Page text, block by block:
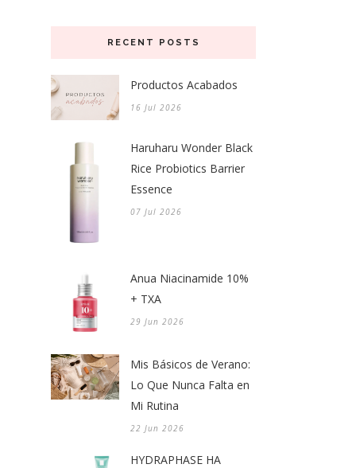
RECENT POSTS
Productos Acabados
16 Jul 2026
Haruharu Wonder Black
Rice Probiotics Barrier
Essence
07 Jul 2026
Anua Niacinamide 10%
+ TXA
29 Jun 2026
Mis Básicos de Verano:
Lo Que Nunca Falta en
Mi Rutina
22 Jun 2026
HYDRAPHASE HA